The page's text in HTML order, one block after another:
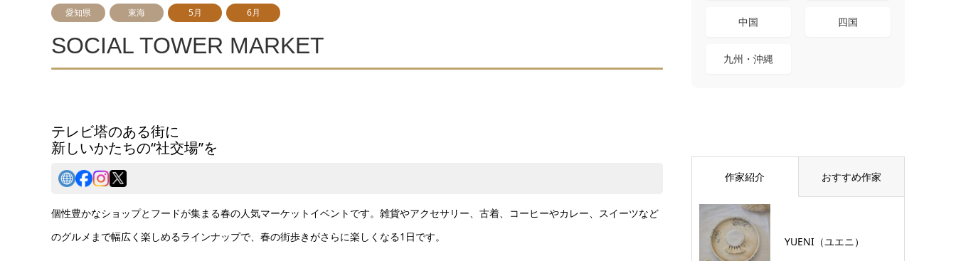
愛知県 東海 5月 6月
SOCIAL TOWER MARKET
テレビ塔のある街に
新しいかたちの“社交場”を
個性豊かなショップとフードが集まる春の人気マーケットイベントです。雑貨やアクセサリー、古着、コーヒーやカレー、スイーツなど
のグルメまで幅広く楽しめるラインナップで、春の街歩きがさらに楽しくなる1日です。
中国 四国
九州・沖縄
作家紹介 おすすめ作家
YUENI（ユエニ）